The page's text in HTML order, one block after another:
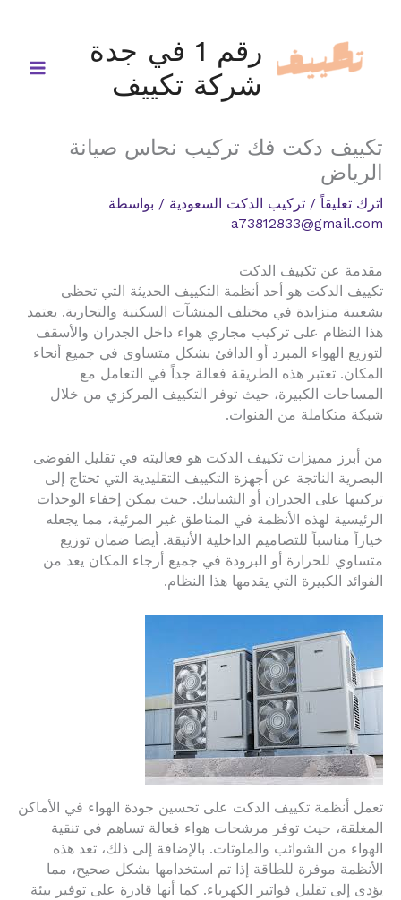
المحتوى
رقم 1 في جدة
شركة تكييف
تكييف دكت فك تركيب نحاس صيانة
الرياض
اترك تعليقاً / تركيب الدكت السعودية / بواسطة
a73812833@gmail.com
مقدمة عن تكييف الدكت
تكييف الدكت هو أحد أنظمة التكييف الحديثة التي تحظى
بشعبية متزايدة في مختلف المنشآت السكنية والتجارية. يعتمد
هذا النظام على تركيب مجاري هواء داخل الجدران والأسقف
لتوزيع الهواء المبرد أو الدافئ بشكل متساوي في جميع أنحاء
المكان. تعتبر هذه الطريقة فعالة جداً في التعامل مع
المساحات الكبيرة، حيث توفر التكييف المركزي من خلال
شبكة متكاملة من القنوات.
من أبرز مميزات تكييف الدكت هو فعاليته في تقليل الفوضى
البصرية الناتجة عن أجهزة التكييف التقليدية التي تحتاج إلى
تركيبها على الجدران أو الشبابيك. حيث يمكن إخفاء الوحدات
الرئيسية لهذه الأنظمة في المناطق غير المرئية، مما يجعله
خياراً مناسباً للتصاميم الداخلية الأنيقة. أيضا ضمان توزيع
متساوي للحرارة أو البرودة في جميع أرجاء المكان يعد من
الفوائد الكبيرة التي يقدمها هذا النظام.
تعمل أنظمة تكييف الدكت على تحسين جودة الهواء في الأماكن
المغلقة، حيث توفر مرشحات هواء فعالة تساهم في تنقية
الهواء من الشوائب والملوثات. بالإضافة إلى ذلك، تعد هذه
الأنظمة موفرة للطاقة إذا تم استخدامها بشكل صحيح، مما
يؤدى إلى تقليل فواتير الكهرباء. كما أنها قادرة على توفير بيئة